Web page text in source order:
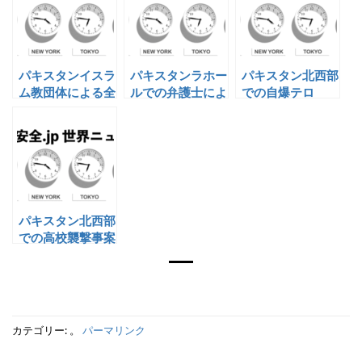
パキスタンイスラ
ム教団体による全
パキスタンラホー
ルでの弁護士によ
パキスタン北西部
での自爆テロ
パキスタン北西部
での高校襲撃事案
カテゴリー: 。 パーマリンク